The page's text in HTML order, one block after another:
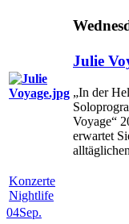
Julie
„In der
Voyage“
erwartet
Konzerte
Nightlife
04Sep.